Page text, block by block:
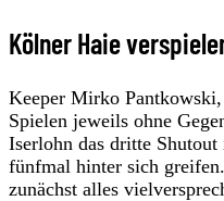
Kölner Haie
Keeper Mirko
Spielen jeweils ohne
Iserlohn das dritte
fünfmal hinter sich
zunächst alles